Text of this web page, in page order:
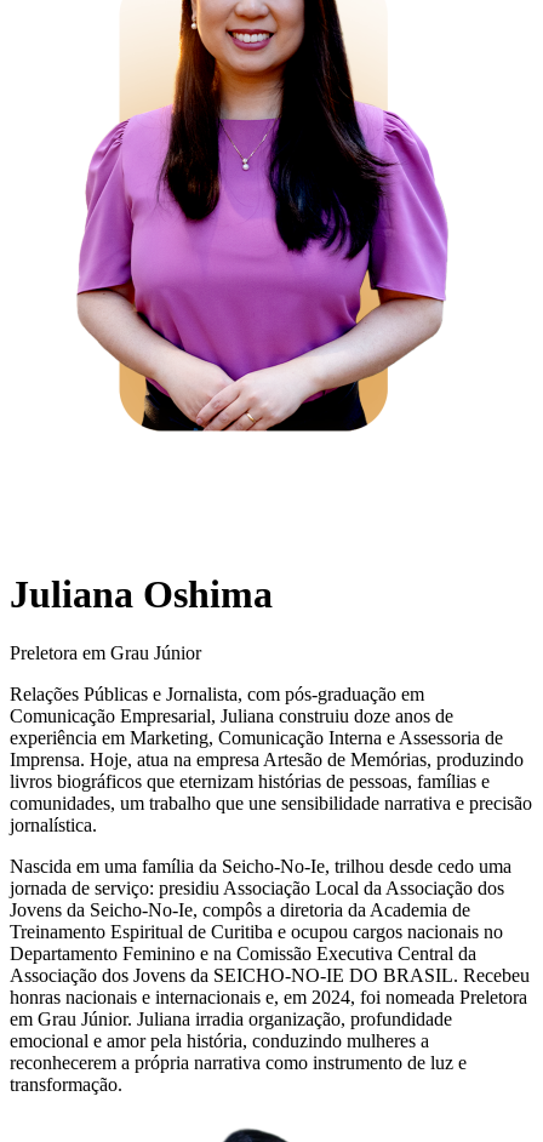
Juliana Oshima
Preletora em Grau Júnior
Relações Públicas e Jornalista, com pós-graduação em
Comunicação Empresarial, Juliana construiu doze anos de
experiência em Marketing, Comunicação Interna e Assessoria de
Imprensa. Hoje, atua na empresa Artesão de Memórias, produzindo
livros biográficos que eternizam histórias de pessoas, famílias e
comunidades, um trabalho que une sensibilidade narrativa e precisão
jornalística.
Nascida em uma família da Seicho-No-Ie, trilhou desde cedo uma
jornada de serviço: presidiu Associação Local da Associação dos
Jovens da Seicho-No-Ie, compôs a diretoria da Academia de
Treinamento Espiritual de Curitiba e ocupou cargos nacionais no
Departamento Feminino e na Comissão Executiva Central da
Associação dos Jovens da SEICHO-NO-IE DO BRASIL. Recebeu
honras nacionais e internacionais e, em 2024, foi nomeada Preletora
em Grau Júnior. Juliana irradia organização, profundidade
emocional e amor pela história, conduzindo mulheres a
reconhecerem a própria narrativa como instrumento de luz e
transformação.